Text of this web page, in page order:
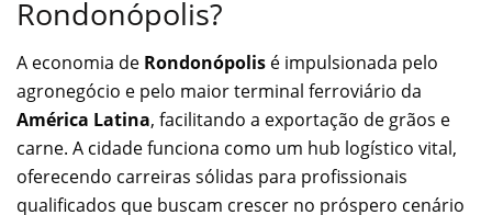
Rondonópolis?
A economia de Rondonópolis é impulsionada pelo
agronegócio e pelo maior terminal ferroviário da
América Latina, facilitando a exportação de grãos e
carne. A cidade funciona como um hub logístico vital,
oferecendo carreiras sólidas para profissionais
qualificados que buscam crescer no próspero cenário